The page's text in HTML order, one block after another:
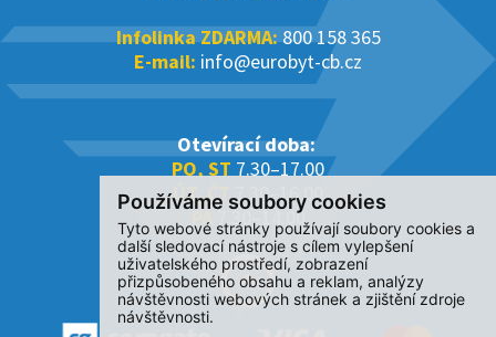
Používáme soubory cookies
Tyto webové stránky používají soubory cookies a
další sledovací nástroje s cílem vylepšení
uživatelského prostředí, zobrazení
přizpůsobeného obsahu a reklam, analýzy
návštěvnosti webových stránek a zjištění zdroje
návštěvnosti.
Infolinka ZDARMA:800 158 365
E-mail: info@eurobyt-cb.cz
Otevírací doba:
PO, ST 7.30–17.00
ÚT, ČT7.30–16.00
PÁ7.30–14.00